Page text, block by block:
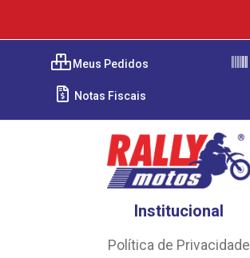
Meus Pedidos
Notas Fiscais
Institucional
Política de Privacidade